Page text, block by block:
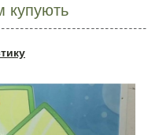
купують